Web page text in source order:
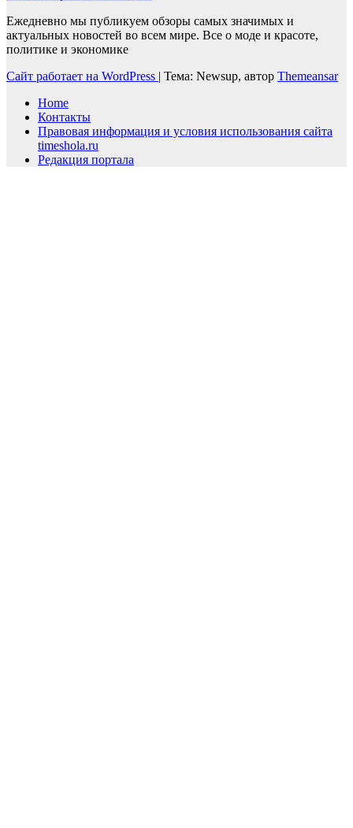
Ежедневно мы публикуем обзоры самых значимых и
актуальных новостей во всем мире. Все о моде и красоте,
политике и экономике
Сайт работает на WordPress | Тема: Newsup, автор Themeansar
Home
Контакты
Правовая информация и условия использования сайта
timeshola.ru
Редакция портала